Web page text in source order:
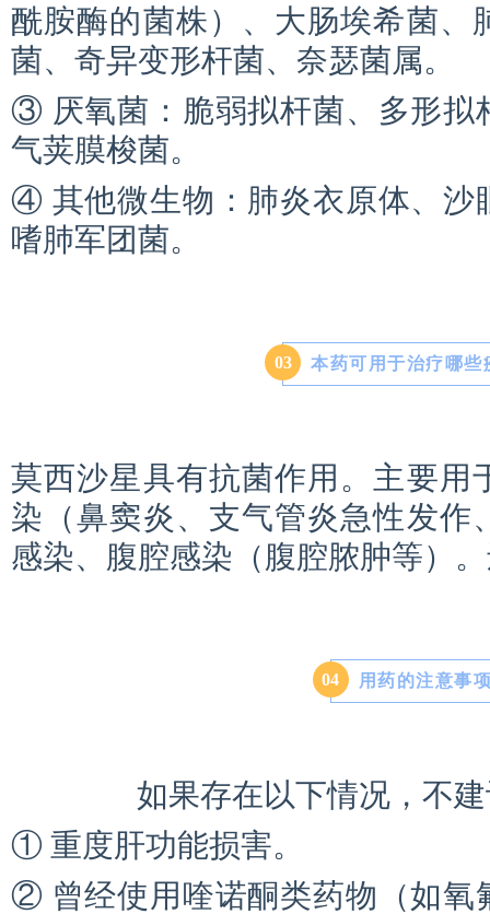
酰胺酶的菌株）、大肠埃希菌、
菌、奇异变形杆菌、奈瑟菌属。
③ 厌氧菌：脆弱拟杆菌、多形拟
气荚膜梭菌。
④ 其他微生物：肺炎衣原体、沙
嗜肺军团菌。
03 本药可用于治疗哪些
莫西沙星具有抗菌作用。主要用
染（鼻窦炎、支气管炎急性发作
感染、腹腔感染（腹腔脓肿等）
04 用药的注意事
如果存在以下情况，不
① 重度肝功能损害。
② 曾经使用喹诺酮类药物（如氧